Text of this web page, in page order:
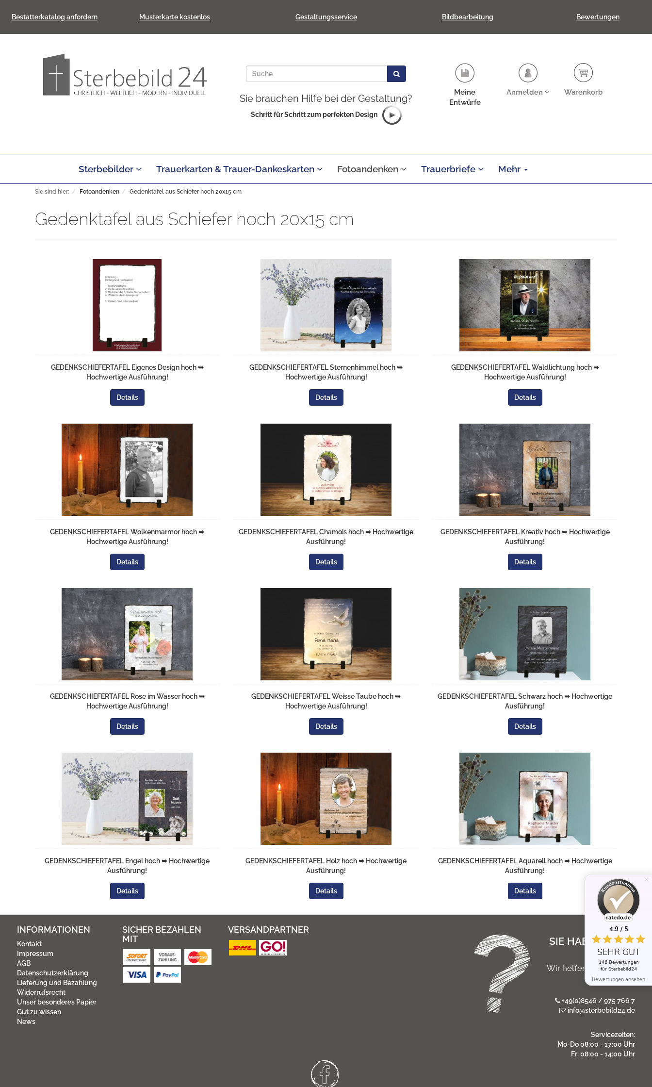
Bestatterkatalog anfordern Musterkarte kostenlos Gestaltungsservice Bildbearbeitung Bewertungen
Sie brauchen Hilfe bei der Gestaltung?
Schritt für Schritt zum perfekten Design
Meine
Entwürfe
Anmelden Warenkorb
Sterbebilder Trauerkarten & Trauer-Dankeskarten Fotoandenken Trauerbriefe Mehr
Sie sind hier: Fotoandenken Gedenktafel aus Schiefer hoch 20x15 cm
Gedenktafel aus Schiefer hoch 20x15 cm
GEDENKSCHIEFERTAFEL Eigenes Design hoch ➥
Hochwertige Ausführung!
Details
GEDENKSCHIEFERTAFEL Sternenhimmel hoch ➥
Hochwertige Ausführung!
Details
GEDENKSCHIEFERTAFEL Waldlichtung hoch ➥
Hochwertige Ausführung!
Details
GEDENKSCHIEFERTAFEL Wolkenmarmor hoch ➥
Hochwertige Ausführung!
Details
GEDENKSCHIEFERTAFEL Chamois hoch ➥ Hochwertige
Ausführung!
Details
GEDENKSCHIEFERTAFEL Kreativ hoch ➥ Hochwertige
Ausführung!
Details
GEDENKSCHIEFERTAFEL Rose im Wasser hoch ➥
Hochwertige Ausführung!
Details
GEDENKSCHIEFERTAFEL Weisse Taube hoch ➥
Hochwertige Ausführung!
Details
GEDENKSCHIEFERTAFEL Schwarz hoch ➥ Hochwertige
Ausführung!
Details
GEDENKSCHIEFERTAFEL Engel hoch ➥ Hochwertige
Ausführung!
Details
GEDENKSCHIEFERTAFEL Holz hoch ➥ Hochwertige
Ausführung!
Details
GEDENKSCHIEFERTAFEL Aquarell hoch ➥ Hochwertige
Ausführung!
Details
INFORMATIONEN
Kontakt
Impressum
AGB
Datenschutzerklärung
Lieferung und Bezahlung
Widerrufsrecht
Unser besonderes Papier
Gut zu wissen
News
SICHER BEZAHLEN
MIT
VERSANDPARTNER
SIE HABEN NOCH
FRAGEN?
Wir helfen Ihnen gerne
persönlich
+49(0)8546 / 975 766 7
info@sterbebild24.de
Servicezeiten:
Mo-Do 08:00 - 17:00 Uhr
Fr: 08:00 - 14:00 Uhr
4.9 / 5
SEHR GUT
146 Bewertungen
für Sterbebild24
Bewertungen ansehen